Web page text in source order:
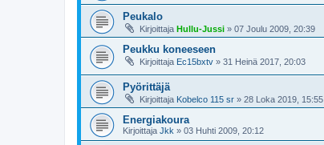
Peukalo
Kirjoittaja Hullu-Jussi » 07 Joulu 2009, 20:39
Peukku koneeseen
Kirjoittaja Ec15bxtv » 31 Heinä 2017, 20:03
Pyörittäjä
Kirjoittaja Kobelco 115 sr » 28 Loka 2019, 15:55
Energiakoura
Kirjoittaja Jkk » 03 Huhti 2009, 20:12